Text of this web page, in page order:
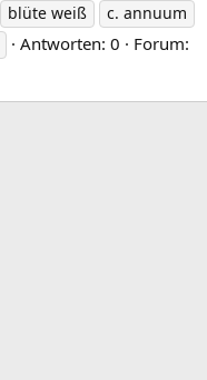
blüte weiß
c. annuum
Antworten: 0
Forum: